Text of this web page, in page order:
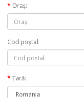
Oraş:
Cod poştal:
Ţară: